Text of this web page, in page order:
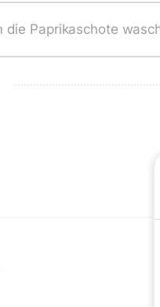
die Paprikaschote